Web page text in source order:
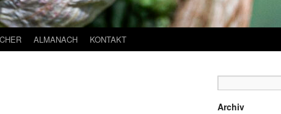
ALMANACH KONTAKT
Archiv